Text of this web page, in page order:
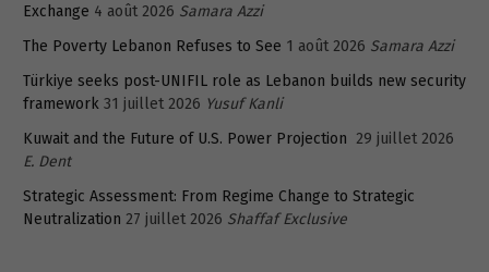
Exchange 4 août 2026 Samara Azzi
The Poverty Lebanon Refuses to See 1 août 2026 Samara Azzi
Türkiye seeks post-UNIFIL role as Lebanon builds new security
framework 31 juillet 2026 Yusuf Kanli
Kuwait and the Future of U.S. Power Projection 29 juillet 2026
E. Dent
Strategic Assessment: From Regime Change to Strategic
Neutralization 27 juillet 2026 Shaffaf Exclusive